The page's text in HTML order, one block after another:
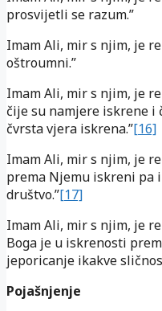
prosvijetli se razum.”
Imam Ali, mir s njim, je
oštroumni.”
Imam Ali, mir s njim, je
čije su namjere iskrene
čvrsta vjera iskrena.”[16]
Imam Ali, mir s njim, je
prema Njemu iskreni pa
društvo.”[17]
Imam Ali, mir s njim, je
Boga je u iskrenosti
jeporicanje ikakve
Pojašnjenje